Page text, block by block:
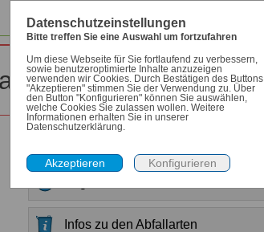
Karben
Infos zu den Abfallarten
Datenschutzeinstellungen
Bitte treffen Sie eine Auswahl um fortzufahren
Um diese Webseite für Sie fortlaufend zu verbessern,
sowie benutzeroptimierte Inhalte anzuzeigen
verwenden wir Cookies. Durch Bestätigen des Buttons
"Akzeptieren" stimmen Sie der Verwendung zu. Über
den Button "Konfigurieren" können Sie auswählen,
welche Cookies Sie zulassen wollen. Weitere
Informationen erhalten Sie in unserer
Datenschutzerklärung.